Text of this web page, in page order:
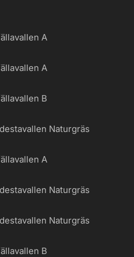
A
A
B
Naturgräs
A
Naturgräs
Naturgräs
B